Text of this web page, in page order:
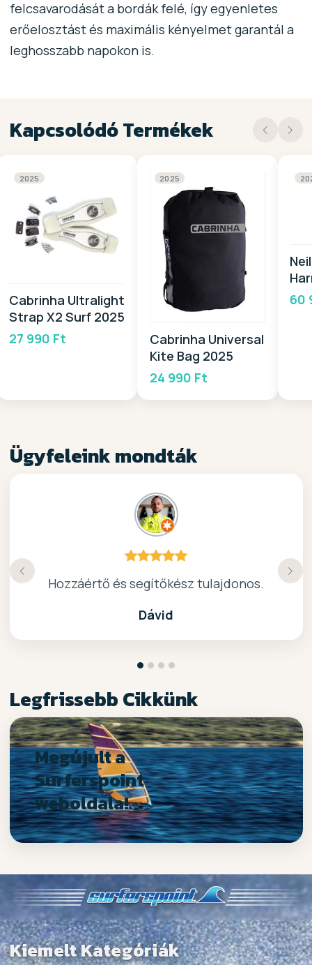
felcsavarodását a bordák felé, így egyenletes
erőelosztást és maximális kényelmet garantál a
leghosszabb napokon is.
Kapcsolódó Termékek
2025
Cabrinha Ultralight
Strap X2 Surf 2025
27 990 Ft
2025
Cabrinha Universal
Kite Bag 2025
24 990 Ft
60
Ügyfeleink mondták
Hozzáértő és segítőkész tulajdonos.
Dávid
kiváló surf-ös bolt .. ajánlom!
Nagyon kedves elado, jo kis bolt :)
Köszönöm a gyors, barátságos kiszolgálast.
Legfrissebb Cikkünk
Megújult a
Surferspoint
weboldala!
Kiemelt Kategóriák